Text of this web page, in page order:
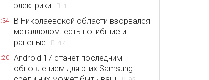
электрики
1
В Николаевской области взорвался
металлолом: есть погибшие и
раненые
47
Android 17 станет последним
обновлением для этих Samsung –